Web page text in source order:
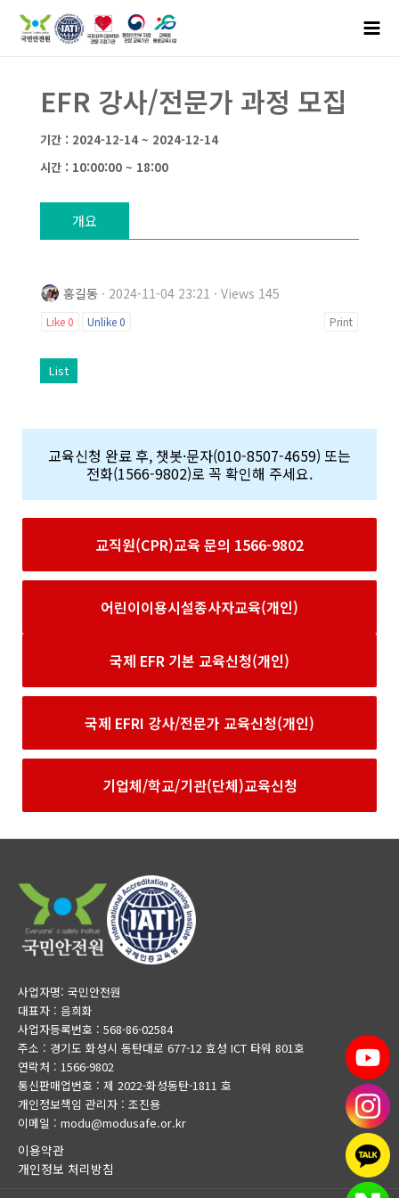
EFR 강사/전문가 과정 모집
기간 : 2024-12-14 ~ 2024-12-14
시간 : 10:00:00 ~ 18:00
개요
홍길동 · 2024-11-04 23:21 · Views 145
Like 0 Unlike0 Print
List
교육신청 완료 후, 챗봇·문자(010-8507-4659) 또는
전화(1566-9802)로 꼭 확인해 주세요.
교직원(CPR)교육 문의 1566-9802
어린이이용시설종사자교육(개인)
국제 EFR 기본 교육신청(개인)
국제 EFRI 강사/전문가 교육신청(개인)
기업체/학교/기관(단체)교육신청
사업자명: 국민안전원
대표자 : 음희화
사업자등록번호 : 568-86-02584
주소 : 경기도 화성시 동탄대로 677-12 효성 ICT 타워 801호
연락처 : 1566-9802
통신판매업번호 : 제 2022-화성동탄-1811 호
개인정보책임 관리자 : 조진용
이메일 : modu@modusafe.or.kr
이용약관
개인정보 처리방침